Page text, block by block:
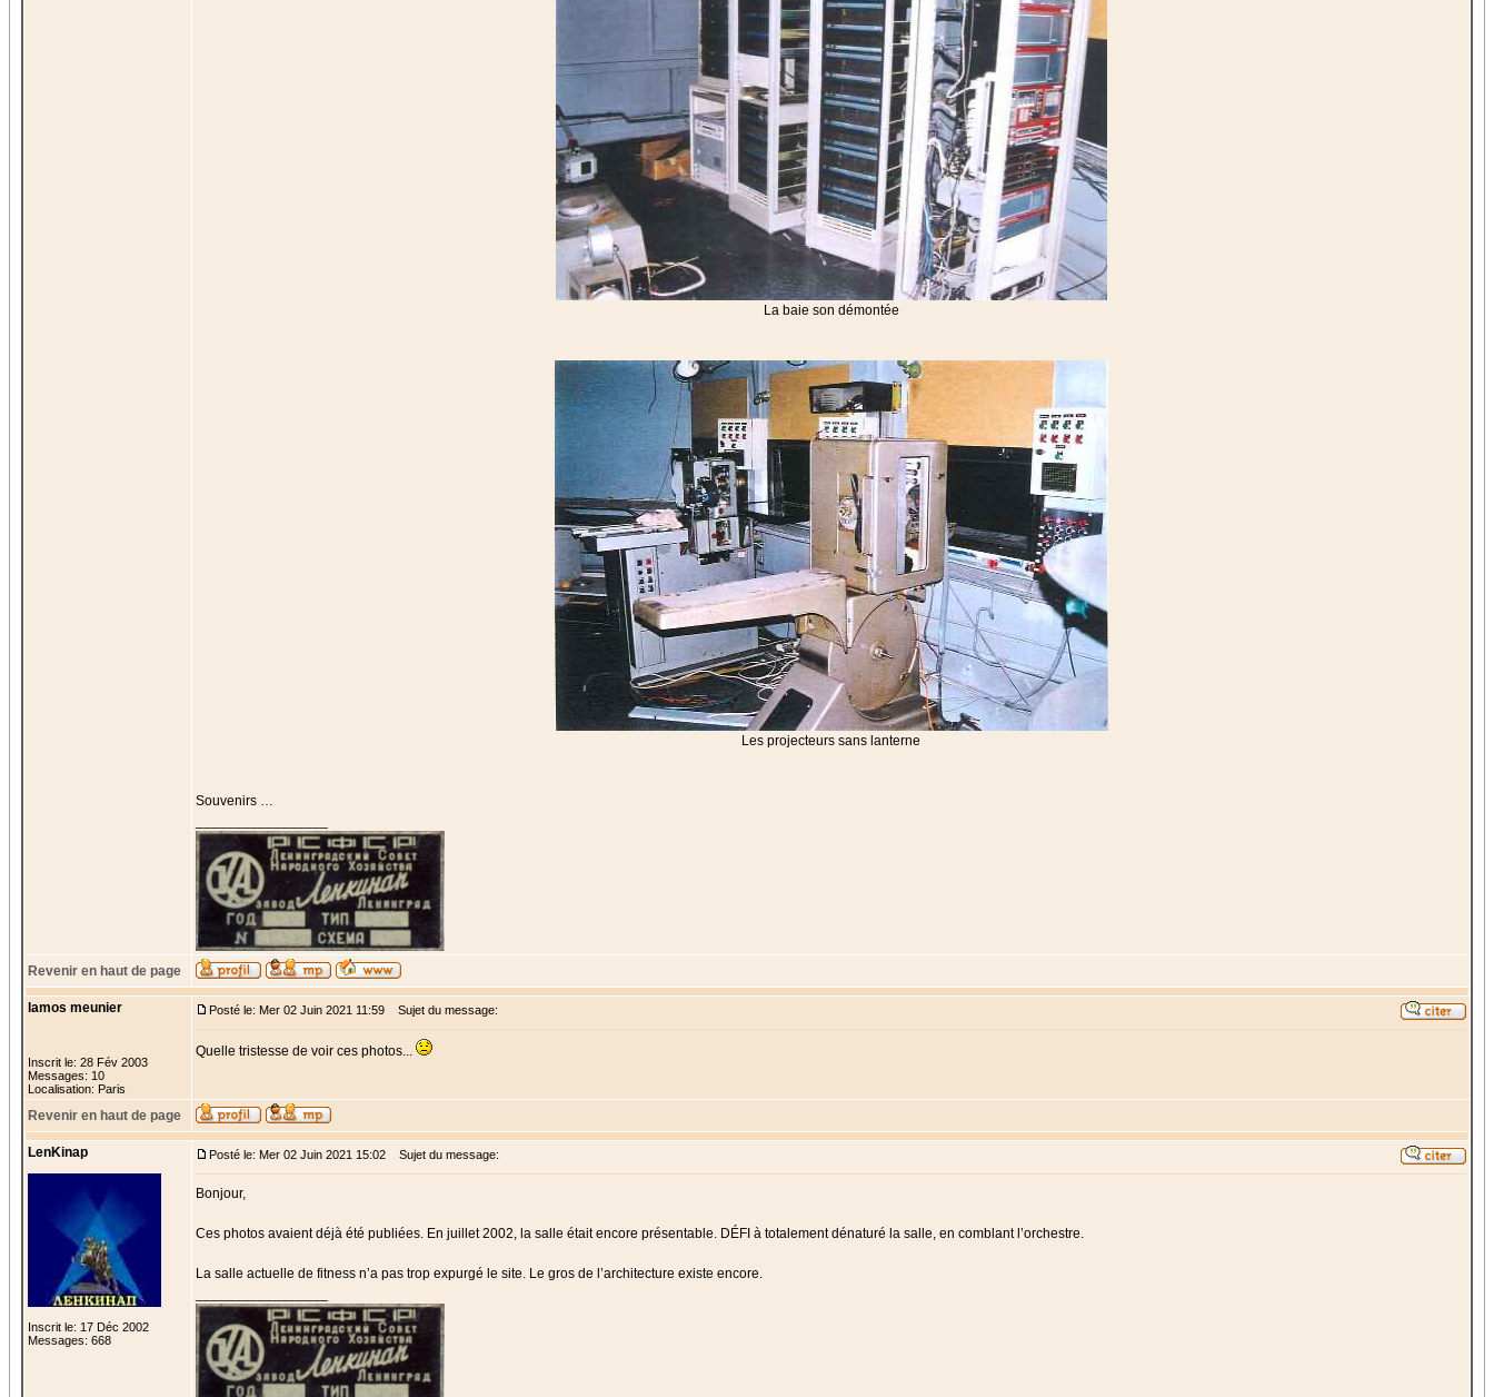
La baie son démontée
Les projecteurs sans lanterne
Souvenirs …
Revenir en haut de page
lamos meunier
Inscrit le: 28 Fév 2003
Messages: 10
Localisation: Paris
Posté le: Mer 02 Juin 2021 11:59 Sujet du message:
Quelle tristesse de voir ces photos...
Revenir en haut de page
LenKinap
Inscrit le: 17 Déc 2002
Messages: 668
Posté le: Mer 02 Juin 2021 15:02 Sujet du message:
Bonjour,
Ces photos avaient déjà été publiées. En juillet 2002, la salle était encore présentable. DÉFI à totalement dénaturé la salle, en comblant l’orchestre.
La salle actuelle de fitness n’a pas trop expurgé le site. Le gros de l’architecture existe encore.